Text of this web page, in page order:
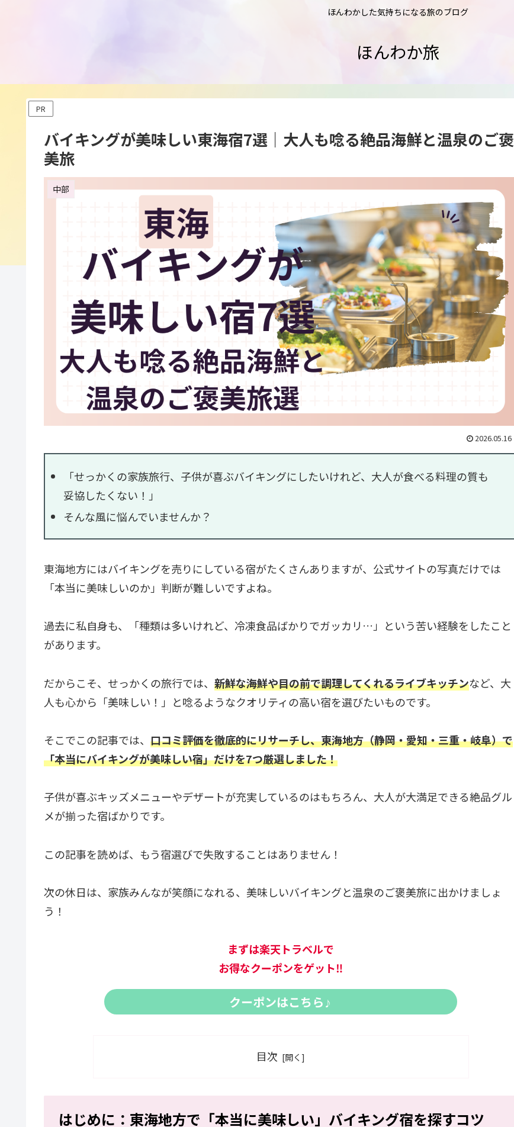
ほんわかした気持ちになる旅のブログ
ほんわか旅
PR
バイキングが美味しい東海宿7選｜大人も唸る絶品海鮮と温泉のご褒
美旅
中部
2026.05.16
「せっかくの家族旅行、子供が喜ぶバイキングにしたいけれど、大人が食べる料理の質も
妥協したくない！」
そんな風に悩んでいませんか？
東海地方にはバイキングを売りにしている宿がたくさんありますが、公式サイトの写真だけでは
「本当に美味しいのか」判断が難しいですよね。
過去に私自身も、「種類は多いけれど、冷凍食品ばかりでガッカリ…」という苦い経験をしたこと
があります。
だからこそ、せっかくの旅行では、 新鮮な海鮮や目の前で調理してくれるライブキッチンなど、大
人も心から「美味しい！」と唸るようなクオリティの高い宿を選びたいものです。
そこでこの記事では、 口コミ評価を徹底的にリサーチし、東海地方（静岡・愛知・三重・岐阜）で
「本当にバイキングが美味しい宿」だけを7つ厳選しました！
子供が喜ぶキッズメニューやデザートが充実しているのはもちろん、大人が大満足できる絶品グル
メが揃った宿ばかりです。
この記事を読めば、もう宿選びで失敗することはありません！
次の休日は、家族みんなが笑顔になれる、美味しいバイキングと温泉のご褒美旅に出かけましょ
う！
まずは楽天トラベルで
お得なクーポンをゲット‼
クーポンはこちら ♪
目次
はじめに：東海地方で「本当に美味しい」バイキング宿を探すコツ